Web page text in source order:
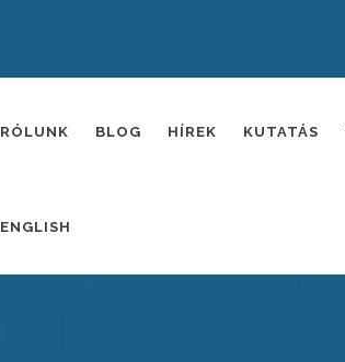
RÓLUNK BLOG HÍREK KUTATÁS
ENGLISH